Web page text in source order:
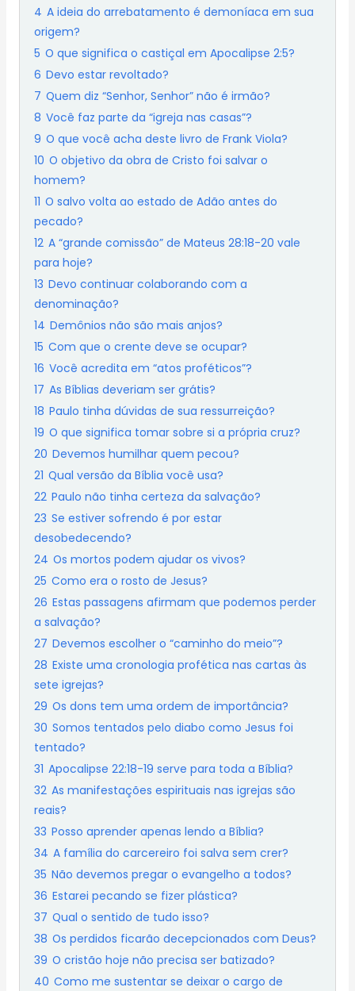
4 A ideia do arrebatamento é demoníaca em sua
origem?
5 O que significa o castiçal em Apocalipse 2:5?
6 Devo estar revoltado?
7 Quem diz “Senhor, Senhor” não é irmão?
8 Você faz parte da “igreja nas casas”?
9 O que você acha deste livro de Frank Viola?
10 O objetivo da obra de Cristo foi salvar o
homem?
11 O salvo volta ao estado de Adão antes do
pecado?
12 A “grande comissão” de Mateus 28:18-20 vale
para hoje?
13 Devo continuar colaborando com a
denominação?
14 Demônios não são mais anjos?
15 Com que o crente deve se ocupar?
16 Você acredita em “atos proféticos”?
17 As Bíblias deveriam ser grátis?
18 Paulo tinha dúvidas de sua ressurreição?
19 O que significa tomar sobre si a própria cruz?
20 Devemos humilhar quem pecou?
21 Qual versão da Bíblia você usa?
22 Paulo não tinha certeza da salvação?
23 Se estiver sofrendo é por estar
desobedecendo?
24 Os mortos podem ajudar os vivos?
25 Como era o rosto de Jesus?
26 Estas passagens afirmam que podemos perder
a salvação?
27 Devemos escolher o “caminho do meio”?
28 Existe uma cronologia profética nas cartas às
sete igrejas?
29 Os dons tem uma ordem de importância?
30 Somos tentados pelo diabo como Jesus foi
tentado?
31 Apocalipse 22:18-19 serve para toda a Bíblia?
32 As manifestações espirituais nas igrejas são
reais?
33 Posso aprender apenas lendo a Bíblia?
34 A família do carcereiro foi salva sem crer?
35 Não devemos pregar o evangelho a todos?
36 Estarei pecando se fizer plástica?
37 Qual o sentido de tudo isso?
38 Os perdidos ficarão decepcionados com Deus?
39 O cristão hoje não precisa ser batizado?
40 Como me sustentar se deixar o cargo de